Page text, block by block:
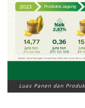
Luas Panen dan